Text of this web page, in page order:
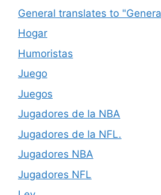
General translates to
Hogar
Humoristas
Juego
Juegos
Jugadores de la NBA
Jugadores de la NFL.
Jugadores NBA
Jugadores NFL